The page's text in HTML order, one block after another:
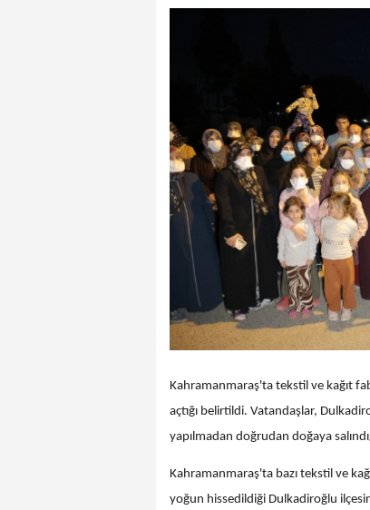
Kahramanmaraş'ta tekstil ve kağıt
açtığı belirtildi. Vatandaşlar,
yapılmadan doğrudan doğaya
Kahramanmaraş'ta bazı tekstil ve
yoğun hissedildiği Dulkadiroğlu